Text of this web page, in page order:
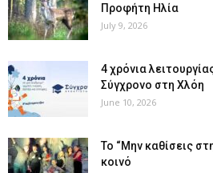
Προφήτη Ηλία
July 9, 2026
4 χρόνια
Σύγχρονο στη Χλόη
June 10, 2026
Το “Μην καθίσεις
κοινό